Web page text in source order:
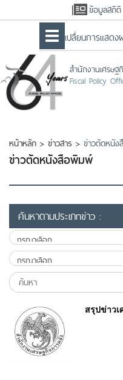
ข้อมูลสถิติ
เปลื่ยนการแสดง
สำนักงานเศรษ
Fiscal Policy
หน้าหลัก > ข่าวสาร > ข่าวตัดหนั
ข่าวตัดหนังสือพิมพ์
ค้นหาตามประเภทข่าว :
สรุปข่าวเ